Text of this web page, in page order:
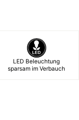
LED Beleuchtung
sparsam im Verbauch